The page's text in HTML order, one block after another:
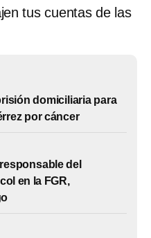
tus cuentas de las
domiciliaria para
por cáncer
del
en la FGR,